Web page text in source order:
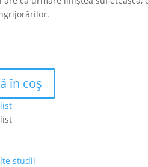
în coș
studii